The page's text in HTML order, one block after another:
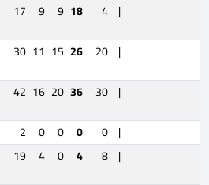
17 9 9 18 4 |
30 11 15 26 20 |
42 16 20 36 30 |
2 0 0 0 0 |
19 4 0 4 8 |